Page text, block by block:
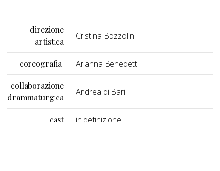
direzione
artistica
Cristina Bozzolini
coreografia Arianna Benedetti
collaborazione
drammaturgica
Andrea di Bari
cast in definizione